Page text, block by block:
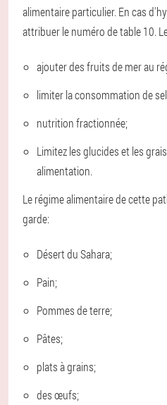
alimentaire particulier. En cas
attribuer le numéro de table 10.
ajouter des fruits de mer au
limiter la consommation de
nutrition fractionnée;
Limitez les glucides et les
alimentation.
Le régime alimentaire de cette
garde:
Désert du Sahara;
Pain;
Pommes de terre;
Pâtes;
plats à grains;
des œufs;